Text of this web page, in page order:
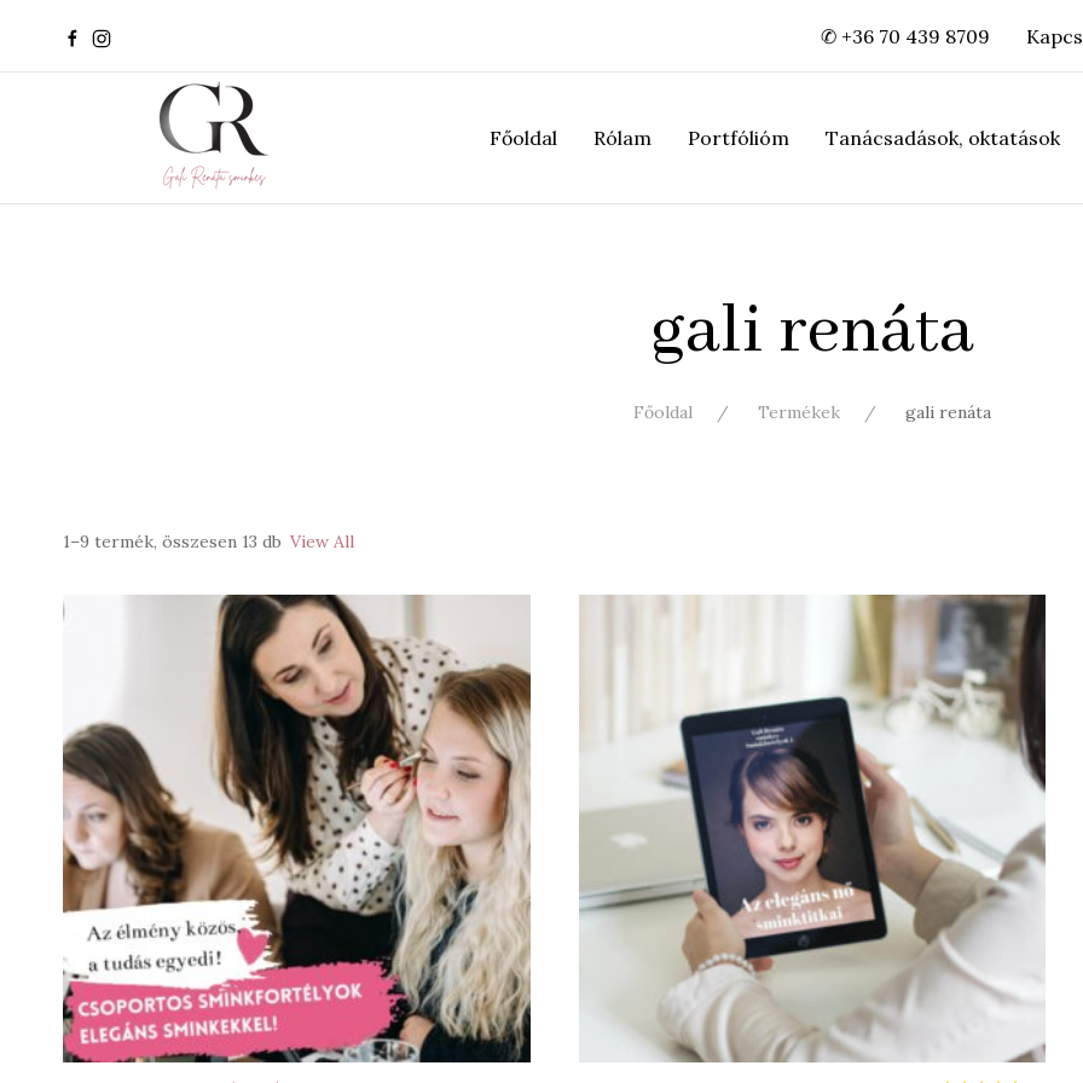
✆ +36 70 439 8709
Főoldal Rólam Portfólióm Tanácsadások, oktatások
gali renáta
Főoldal Termékek gali renáta
1–9 termék, összesen 13 db View All
KOSÁRBA TESZEM